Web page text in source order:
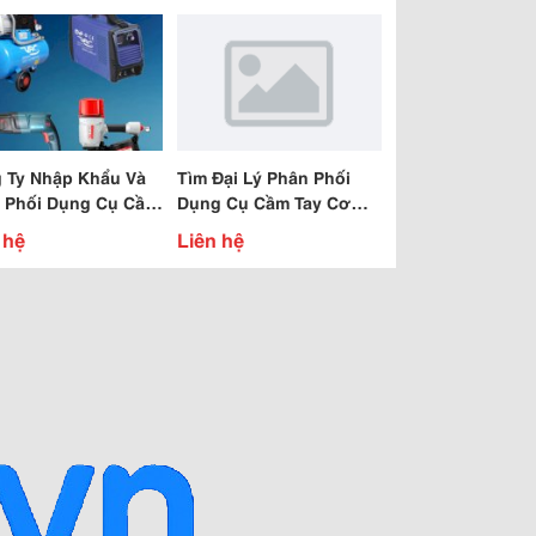
Ty Nhập Khẩu Và
Phối Dụng Cụ Cầm
Tìm Đại Lý Phân Phối
Dụng Cụ Cầm Tay Cơ
Khí
Liên hệ